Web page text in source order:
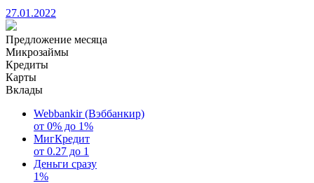
27.01.2022
Предложение месяца
Микрозаймы
Кредиты
Карты
Вклады
Webbankir (Вэббанкир)
от 0% до 1%
МигКредит
от 0.27 до 1
Деньги сразу
1%